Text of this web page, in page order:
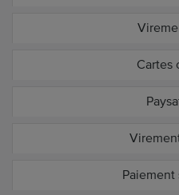
Cartes
Paiement